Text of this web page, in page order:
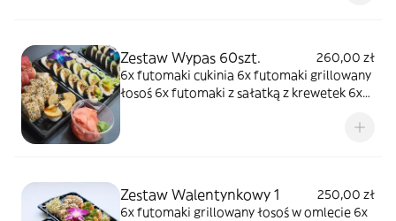
Zestaw Wypas 60szt.
260,00 zł
6x futomaki cukinia 6x futomaki grillowany
łosoś 6x futomaki z sałatką z krewetek 6x
ten 8x uramaki tuńczyk 8x hosomaki surimi
Zestaw Walentynkowy 1
250,00 zł
6x futomaki grillowany łosoś w omlecie 6x